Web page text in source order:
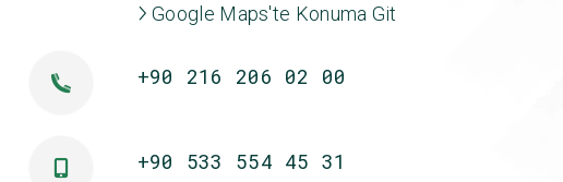
Google Maps'te Konuma Git
+90 216 206 02 00
+90 533 554 45 31